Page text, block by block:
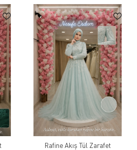
Rafine Akış Tül Zarafet